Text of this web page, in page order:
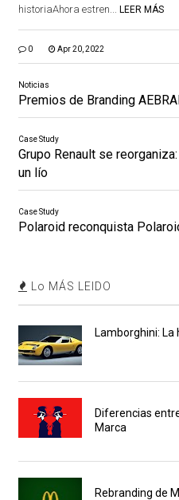
historiaAhora estren...
LEER MÁS
0 Apr 20, 2022
Noticias
Premios de Branding
Case Study
Grupo Renault se
un lío
Case Study
Polaroid reconquista
Lo MÁS LEIDO
Lamborghini:
Diferencias
Marca
Rebranding de